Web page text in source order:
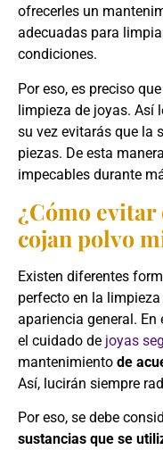
ofrecerles un
adecuadas para
condiciones.
Por eso, es preciso
limpieza de joyas. Así
su vez evitarás que la
piezas. De esta
impecables durante
¿Cómo evitar
cojan polvo
Existen diferentes
perfecto en la
apariencia general.
el cuidado de joyas
mantenimiento de
Así, lucirán siempre
Por eso, se debe
sustancias que se